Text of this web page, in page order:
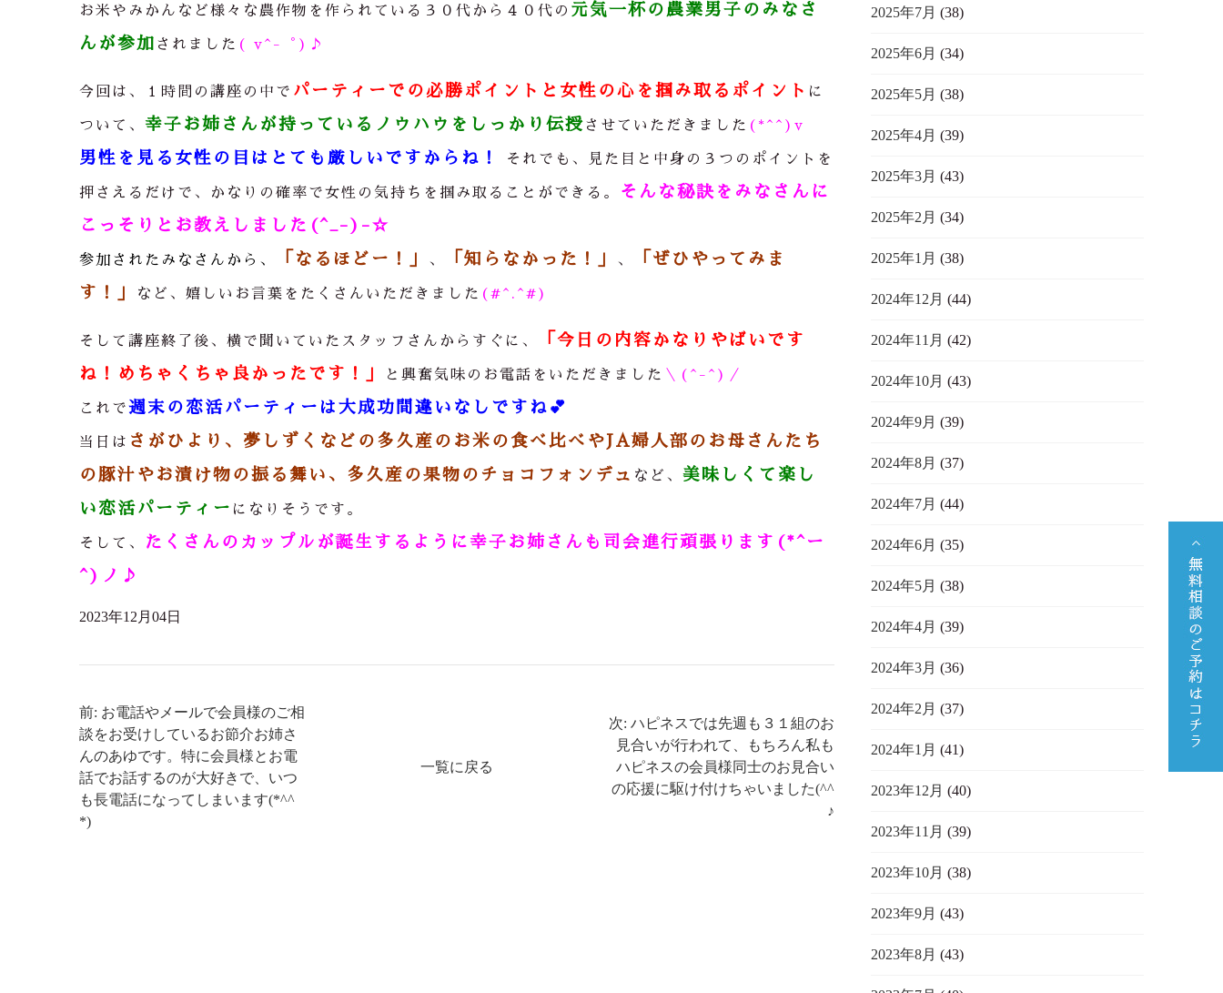
お米やみかんなど様々な農作物を作られている３０代から４０代の 元気一杯の農業男子のみなさ
んが参加 されました ( v^-゜)♪
今回は、１時間の講座の中で パーティーでの必勝ポイントと女性の心を掴み取るポイント に
ついて、 幸子お姉さんが持っているノウハウをしっかり伝授させていただきました (*^^)v
男性を見る女性の目はとても厳しいですからね！ それでも、見た目と中身の３つのポイントを
押さえるだけで、かなりの確率で女性の気持ちを掴み取ることができる。
そんな秘訣をみなさんに
こっそりとお教えしました(^_-)-☆
参加されたみなさんから、 「なるほどー！」 、 「知らなかった！」 、
「ぜひやってみま
す！」
など、嬉しいお言葉をたくさんいただきました (#^.^#)
そして講座終了後、横で聞いていたスタッフさんからすぐに、
「今日の内容かなりやばいです
ね！めちゃくちゃ良かったです！」
と興奮気味のお電話をいただきました ＼(^-^)／
これで週末の恋活パーティーは大成功間違いなしですね 💕
当日は さがひより、夢しずくなどの多久産のお米の食べ比べやJA婦人部のお母さんたち
の豚汁やお漬け物の振る舞い、多久産の果物のチョコフォンデュ など、 美味しくて楽し
い恋活パーティー になりそうです。
そして、
たくさんのカップルが誕生するように幸子お姉さんも司会進行頑張ります(*^ー
^)ノ♪
2023年12月04日
前: お電話やメールで会員様のご相
談をお受けしているお節介お姉さ
んのあゆです。特に会員様とお電
話でお話するのが大好きで、いつ
も長電話になってしまいます(*^^
*)
一覧に戻る
次: ハピネスでは先週も３１組のお
見合いが行われて、もちろん私も
ハピネスの会員様同士のお見合い
の応援に駆け付けちゃいました(^^
♪
2025年7月 (38)
2025年6月 (34)
2025年5月 (38)
2025年4月 (39)
2025年3月 (43)
2025年2月 (34)
2025年1月 (38)
2024年12月 (44)
2024年11月 (42)
2024年10月 (43)
2024年9月 (39)
2024年8月 (37)
2024年7月 (44)
2024年6月 (35)
2024年5月 (38)
2024年4月 (39)
2024年3月 (36)
2024年2月 (37)
2024年1月 (41)
2023年12月 (40)
2023年11月 (39)
2023年10月 (38)
2023年9月 (43)
2023年8月 (43)